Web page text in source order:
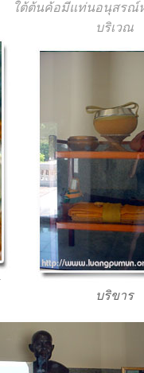
ใต้ต้นค้อมีแท่นอนุสรณ์
บริเวณ
บริขาร